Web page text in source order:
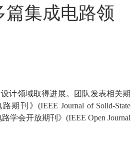
集成电路领
计领域取得进展。团队发表相关期
刊》(IEEE Journal of Solid-State
学会开放期刊》(IEEE Open Journal